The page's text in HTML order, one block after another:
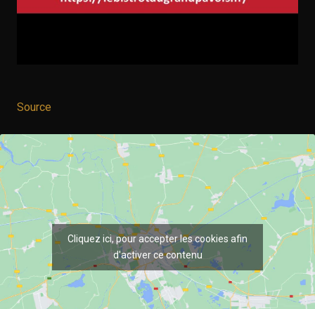
Source
Cliquez ici, pour accepter les cookies afin
d'activer ce contenu